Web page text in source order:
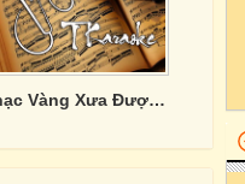
Nhạc Vàng Xưa Đượm Buồn